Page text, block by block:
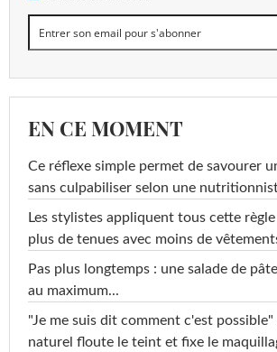
EN CE MOMENT
Ce réflexe simple permet de savourer
sans culpabiliser selon une
Les stylistes appliquent tous cette
plus de tenues avec moins de
Pas plus longtemps : une salade de
au maximum...
"Je me suis dit comment c'est
naturel floute le teint et fixe le